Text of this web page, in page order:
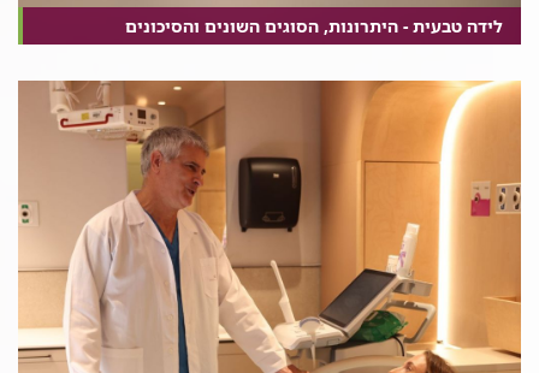
לידה טבעית - היתרונות, הסוגים השונים והסיכונים